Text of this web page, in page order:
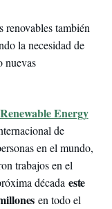
renovables también
la necesidad de
nuevas
Renewable Energy
de
en el mundo,
trabajos en el
décadaeste
en todo el